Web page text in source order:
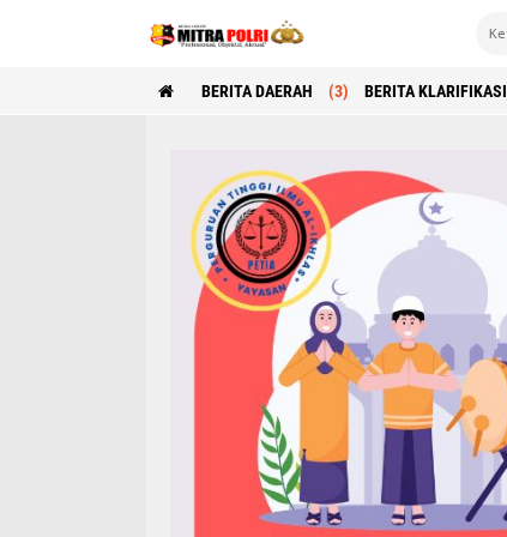
BERITA DAERAH (3) BERITA KLARIFIKASI